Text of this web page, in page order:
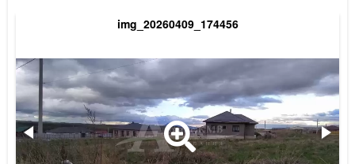
img_20260409_174456